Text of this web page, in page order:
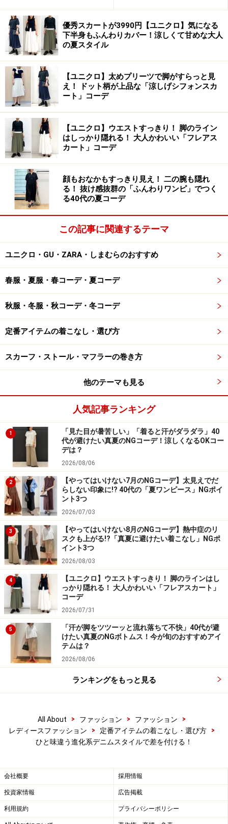
優秀スカートが3990円【ユニクロ】気になる
下半身もふんわりカバー！涼しくて甘めな大人
の夏スタイル
【ユニクロ】太めプリーツで脚がすらっと見
え！ ドット柄が上品な「涼しげシフォンスカ
ート」コーデ
【ユニクロ】ウエストすっきり！ 脚のライン
はしっかり隠れる！ 大人かわいい「フレアス
カート」コーデ
顔もおなかもすっきり見え！ 二の腕も隠れ
る！ 抜け感抜群の「ふんわりワンピ」でつく
る40代の夏コーデ
この記事に関連するテーマ
ユニクロ・GU・ZARA・しまむらのおすすめ
春服・夏服・春コーデ・夏コーデ
秋服・冬服・秋コーデ・冬コーデ
定番アイテムの着こなし・選び方
スカーフ・ストール・マフラーの巻き方
他のテーマも見る
人気記事ランキング
1
「見た目が暑苦しい」「着ると汗がダラダラ」40
代が避けたい真夏のNGコーデ！涼しくなるOKコー
デは？
2026/08/06
2
【やってはいけない7月のNGコーデ】太見えでだ
らしない印象に!? 40代の「夏ワンピース」NGポイ
ント3つ
2026/07/03
3
【やってはいけない8月のNGコーデ】熱中症のリ
スクも上がる!?「真夏に避けたい着こなし」NGポ
イント3つ
2026/08/03
4
【ユニクロ】ウエストすっきり！ 脚のラインはし
っかり隠れる！ 大人かわいい「フレアスカート」
コーデ
2026/07/31
5
「汗が脚をツツーッと流れ落ちて不快」40代が避
けたい真夏のNGボトムス！今が旬のおすすめアイ
テムは？
2026/08/06
ランキングをもっと見る
All About > ファッション > ファッション
>
レディースファッション
> 定番アイテムの着こなし・選び方
>
ひと味違う進化系デニムスタイルで差を付ける！
会社概要 採用情報
投資家情報 広告掲載
利用規約 プライバシーポリシー